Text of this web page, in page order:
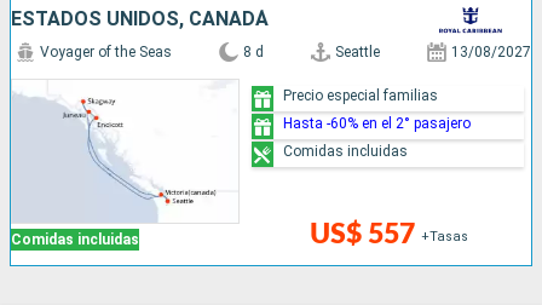
ESTADOS UNIDOS, CANADÁ
Comidas incluidas
Voyager of the Seas 8 d Seattle 13/08/2027
US$ 557 +Tasas
Precio especial familias
Hasta -60% en el 2° pasajero
Comidas incluidas